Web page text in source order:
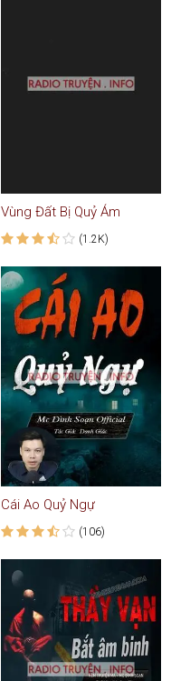
Vùng Đất Bị Quỷ Ám
(1.2K)
Cái Ao Quỷ Ngự
(106)